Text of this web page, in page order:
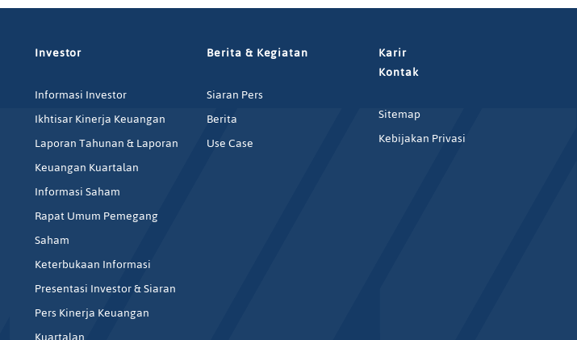
Investor
Informasi Investor
Ikhtisar Kinerja Keuangan
Laporan Tahunan & Laporan
Keuangan Kuartalan
Informasi Saham
Rapat Umum Pemegang
Saham
Keterbukaan Informasi
Presentasi Investor & Siaran
Pers Kinerja Keuangan
Berita & Kegiatan
Siaran Pers
Berita
Use Case
Karir
Kontak
Sitemap
Kebijakan Privasi